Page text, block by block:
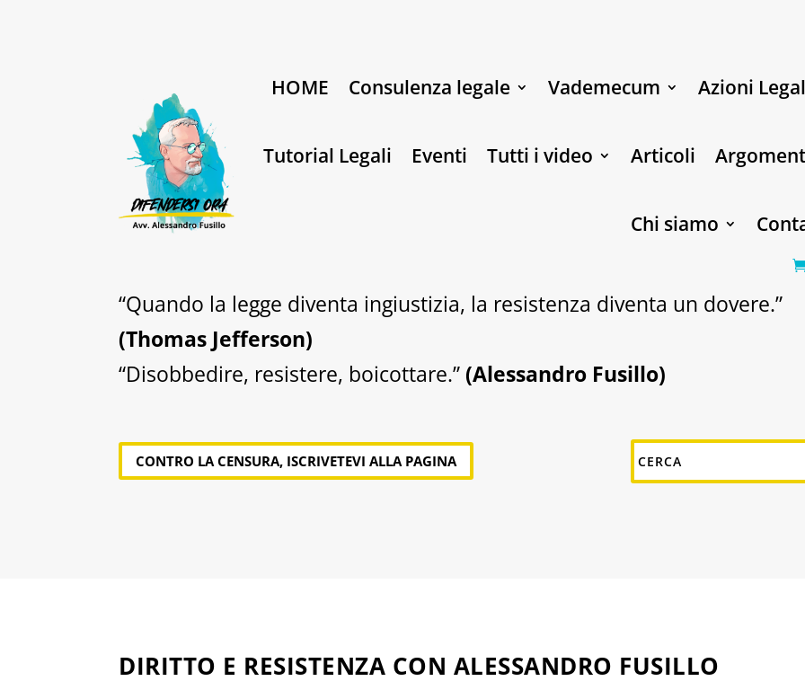
HOME Consulenza legale Vademecum Azioni
Tutorial Legali Eventi Tutti i video Articoli
Chi siamo
“Quando la legge diventa ingiustizia, la resistenza diventa un dovere.”
(Thomas Jefferson)
“Disobbedire, resistere, boicottare.” (Alessandro Fusillo)
CONTRO LA CENSURA, ISCRIVETEVI ALLA PAGINA
DIRITTO E RESISTENZA CON ALESSANDRO FUSILLO